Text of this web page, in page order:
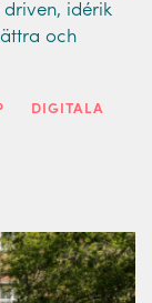
driven, idérik
och
DIGITALA